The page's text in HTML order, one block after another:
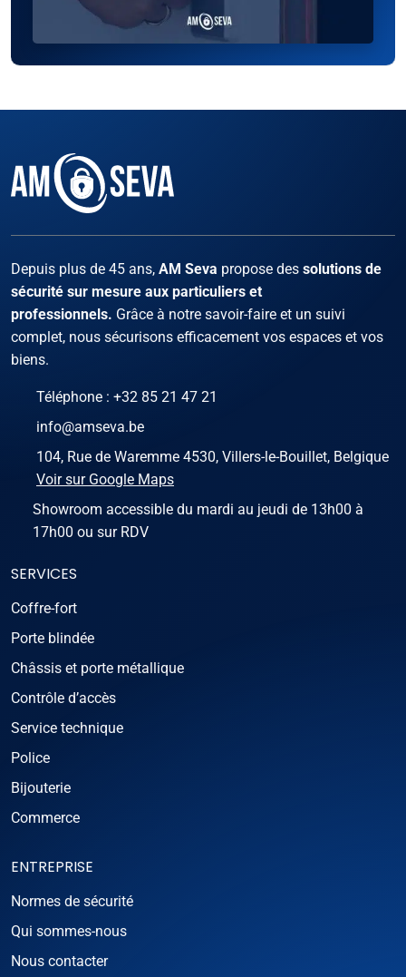
Depuis plus de 45 ans, AM Seva propose des solutions de
sécurité sur mesure aux particuliers et
professionnels. Grâce à notre savoir-faire et un suivi
complet, nous sécurisons efficacement vos espaces et vos
biens.
Téléphone : +32 85 21 47 21
info@amseva.be
104, Rue de Waremme 4530, Villers-le-Bouillet, Belgique
Voir sur Google Maps
Showroom accessible du mardi au jeudi de 13h00 à
17h00 ou sur RDV
SERVICES
Coffre-fort
Porte blindée
Châssis et porte métallique
Contrôle d’accès
Service technique
Police
Bijouterie
Commerce
ENTREPRISE
Normes de sécurité
Qui sommes-nous
Nous contacter